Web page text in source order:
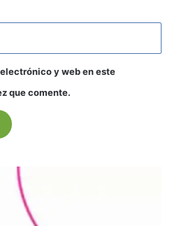
y web en este
que comente.